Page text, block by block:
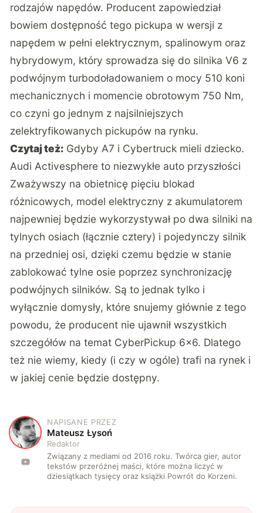
rodzajów napędów. Producent zapowiedział
bowiem dostępność tego pickupa w wersji z
napędem w pełni elektrycznym, spalinowym oraz
hybrydowym, który sprowadza się do silnika V6 z
podwójnym turbodoładowaniem o mocy 510 koni
mechanicznych i momencie obrotowym 750 Nm,
co czyni go jednym z najsilniejszych
zelektryfikowanych pickupów na rynku.
Czytaj też: Gdyby A7 i Cybertruck mieli dziecko.
Audi Activesphere to niezwykłe auto przyszłości
Zważywszy na obietnicę pięciu blokad
różnicowych, model elektryczny z akumulatorem
najpewniej będzie wykorzystywał po dwa silniki na
tylnych osiach (łącznie cztery) i pojedynczy silnik
na przedniej osi, dzięki czemu będzie w stanie
zablokować tylne osie poprzez synchronizację
podwójnych silników. Są to jednak tylko i
wyłącznie domysły, które snujemy głównie z tego
powodu, że producent nie ujawnił wszystkich
szczegółów na temat CyberPickup 6×6. Dlatego
też nie wiemy, kiedy (i czy w ogóle) trafi na rynek i
w jakiej cenie będzie dostępny.
M
NAPISANE PRZEZ
Mateusz Łysoń
Redaktor
Związany z mediami od 2016 roku. Twórca gier, autor
tekstów przeróżnej maści, które można liczyć w
dziesiątkach tysięcy oraz książki Powrót do Korzeni.